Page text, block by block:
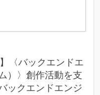
〈バックエンドエ
）〉創作活動を支
ックエンドエンジ